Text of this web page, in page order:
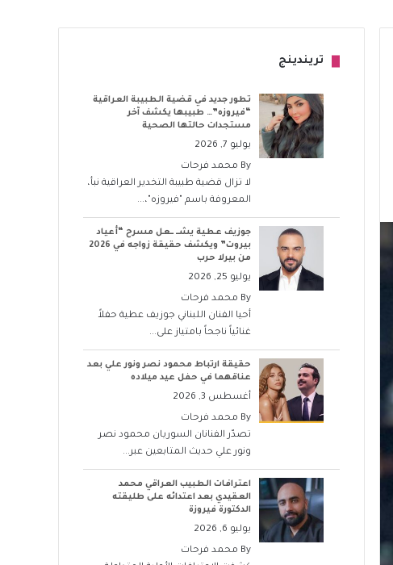
تريندينج
تطور جديد في قضية الطبيبة العراقية
“فيروزه”… طبيبها يكشف آخر
مستجدات حالتها الصحية
يوليو 7, 2026
By محمد فرحات
لا تزال قضية طبيبة التخدير العراقية نبأ،
المعروفة باسم "فيروزه"،...
جوزيف عطية يشــ ــعل مسرح “أعياد
بيروت” ويكشف حقيقة زواجه في 2026
من بيرلا حرب
يوليو 25, 2026
By محمد فرحات
أحيا الفنان اللبناني جوزيف عطية حفلاً
غنائياً ناجحاً بامتياز على...
حقيقة ارتباط محمود نصر ونور علي بعد
عناقهما في حفل عيد ميلاده
أغسطس 3, 2026
By محمد فرحات
تصدّر الفنانان السوريان محمود نصر
ونور علي حديث المتابعين عبر...
اعترافات الطبيب العراقي محمد
العقيدي بعد اعتدائه على طليقته
الدكتورة فيروزة
يوليو 6, 2026
By محمد فرحات